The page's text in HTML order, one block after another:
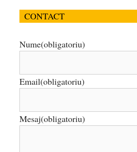
CONTACT
Nume(obligatoriu)
Email(obligatoriu)
Mesaj(obligatoriu)